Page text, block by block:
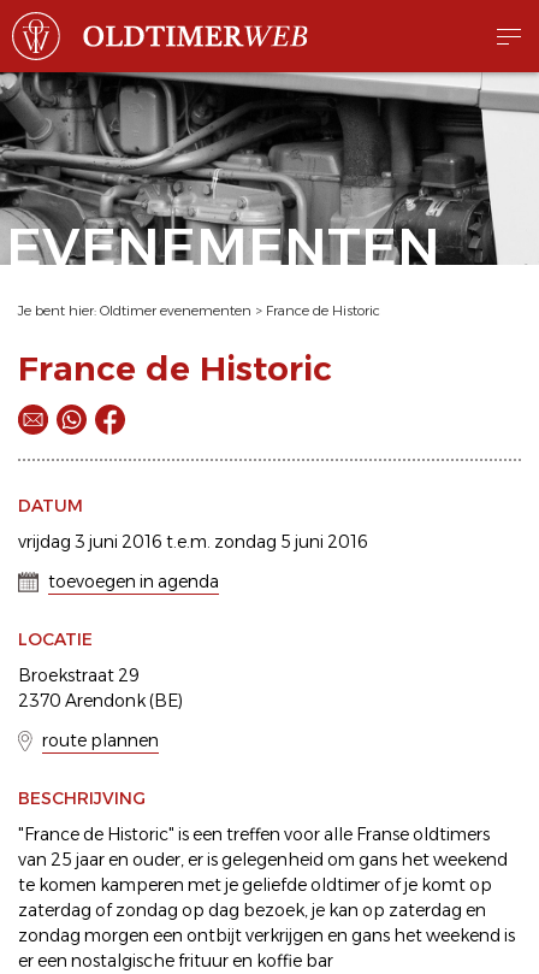
EVENEMENTEN
Je bent hier: Oldtimer evenementen > France de Historic
France de Historic
DATUM
vrijdag 3 juni 2016 t.e.m. zondag 5 juni 2016
toevoegen in agenda
LOCATIE
Broekstraat 29
2370 Arendonk (BE)
route plannen
BESCHRIJVING
"France de Historic" is een treffen voor alle Franse oldtimers
van 25 jaar en ouder, er is gelegenheid om gans het weekend
te komen kamperen met je geliefde oldtimer of je komt op
zaterdag of zondag op dag bezoek, je kan op zaterdag en
zondag morgen een ontbijt verkrijgen en gans het weekend is
er een nostalgische frituur en koffie bar